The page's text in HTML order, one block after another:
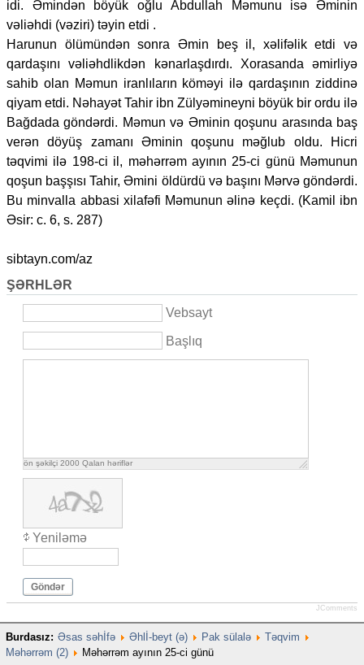
idi. Əmindən böyük oğlu Abdullah Məmunu isə Əminin
vəliəhdi (vəziri) təyin etdi .
Harunun ölümündən sonra Əmin beş il, xəlifəlik etdi və
qardaşını vəliəhdlikdən kənarlaşdırdı. Xorasanda əmirliyə
sahib olan Məmun iranlıların köməyi ilə qardaşının ziddinə
qiyam etdi. Nəhayət Tahir ibn Zülyəmineyni böyük bir ordu ilə
Bağdada göndərdi. Məmun və Əminin qoşunu arasında baş
verən döyüş zamanı Əminin qoşunu məğlub oldu. Hicri
təqvimi ilə 198-ci il, məhərrəm ayının 25-ci günü Məmunun
qoşun başşısı Tahir, Əmini öldürdü və başını Mərvə göndərdi.
Bu minvalla abbasi xilafəfi Məmunun əlinə keçdi. (Kamil ibn
Əsir: c. 6, s. 287)
sibtayn.com/az
ŞƏRHLƏR
Vebsayt
Başlıq
ön şəkilçi 2000 Qalan həriflər
Yeniləmə
Göndər
JComments
Burdasız: Əsas səhİfə Əhlİ-beyt (ə) Pak sülalə
Təqvim
Məhərrəm (2)
Məhərrəm ayının 25-ci günü